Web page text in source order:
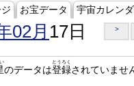
お宝データ 宇宙カレン
02月 17日 >
のデータは登録
とうろく
されていませ